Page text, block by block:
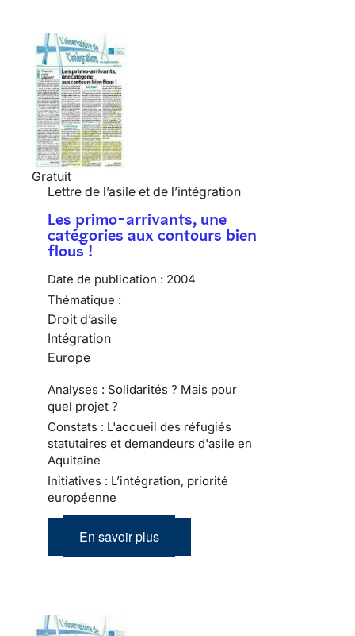
Gratuit
Lettre de l’asile et de l’intégration
Les primo-arrivants, une
catégories aux contours bien
flous !
Date de publication : 2004
Thématique :
Droit d’asile
Intégration
Europe
Analyses : Solidarités ? Mais pour
quel projet ?
Constats : L'accueil des réfugiés
statutaires et demandeurs d'asile en
Aquitaine
Initiatives : L’intégration, priorité
européenne
En savoir plus